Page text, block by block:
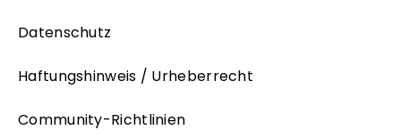
Datenschutz
Haftungshinweis / Urheberrecht
Community-Richtlinien